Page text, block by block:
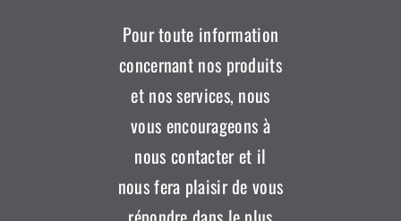
Pour toute information
concernant nos produits
et nos services, nous
vous encourageons à
nous contacter et il
nous fera plaisir de vous